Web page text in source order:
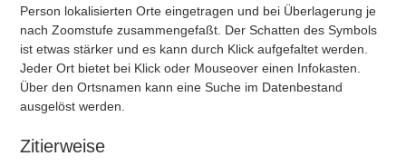
Person lokalisierten Orte eingetragen und bei Überlagerung je
nach Zoomstufe zusammengefaßt. Der Schatten des Symbols
ist etwas stärker und es kann durch Klick aufgefaltet werden.
Jeder Ort bietet bei Klick oder Mouseover einen Infokasten.
Über den Ortsnamen kann eine Suche im Datenbestand
ausgelöst werden.
Zitierweise